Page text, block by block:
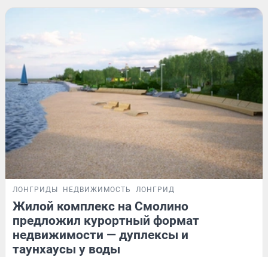
ЛОНГРИДЫ НЕДВИЖИМОСТЬ ЛОНГРИД
Жилой комплекс на Смолино
предложил курортный формат
недвижимости — дуплексы и
таунхаусы у воды